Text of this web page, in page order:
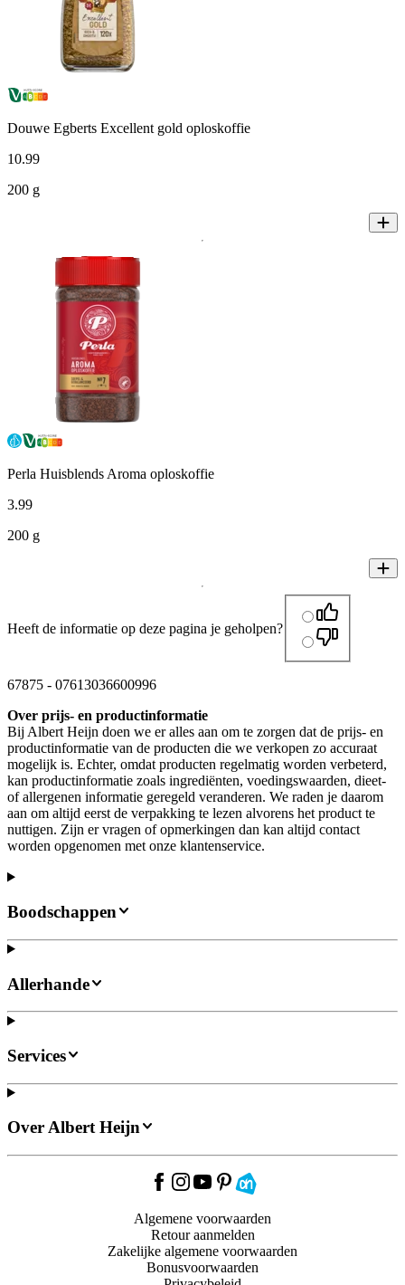
Douwe Egberts Excellent gold oploskoffie
10.99
200 g
Perla Huisblends Aroma oploskoffie
3.99
200 g
Heeft de informatie op deze pagina je geholpen?
67875 - 07613036600996
Over prijs- en productinformatie
Bij Albert Heijn doen we er alles aan om te zorgen dat de prijs- en
productinformatie van de producten die we verkopen zo accuraat
mogelijk is. Echter, omdat producten regelmatig worden verbeterd,
kan productinformatie zoals ingrediënten, voedingswaarden, dieet-
of allergenen informatie geregeld veranderen. We raden je daarom
aan om altijd eerst de verpakking te lezen alvorens het product te
nuttigen. Zijn er vragen of opmerkingen dan kan altijd contact
worden opgenomen met onze klantenservice.
Boodschappen
Allerhande
Services
Over Albert Heijn
Algemene voorwaarden
Retour aanmelden
Zakelijke algemene voorwaarden
Bonusvoorwaarden